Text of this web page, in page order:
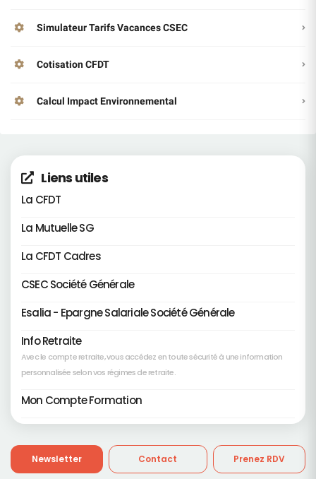
Simulateur Tarifs Vacances CSEC
Cotisation CFDT
Calcul Impact Environnemental
Liens utiles
La CFDT
La Mutuelle SG
La CFDT Cadres
CSEC Société Générale
Esalia - Epargne Salariale Société Générale
Info Retraite
Avec le compte retraite, vous accédez en toute sécurité à une information
personnalisée selon vos régimes de retraite.
Mon Compte Formation
Newsletter Contact Prenez RDV